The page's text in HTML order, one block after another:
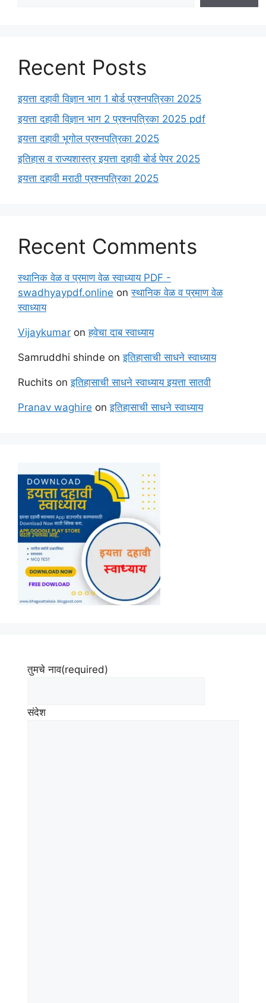
Recent Posts
इयत्ता दहावी विज्ञान भाग 1 बोर्ड प्रश्नपत्रिका 2025
इयत्ता दहावी विज्ञान भाग 2 प्रश्नपत्रिका 2025 pdf
इयत्ता दहावी भूगोल प्रश्नपत्रिका 2025
इतिहास व राज्यशास्त्र इयत्ता दहावी बोर्ड पेपर 2025
इयत्ता दहावी मराठी प्रश्नपत्रिका 2025
Recent Comments
स्थानिक वेळ व प्रमाण वेळ स्वाध्याय PDF -
swadhyaypdf.online onस्थानिक वेळ व प्रमाण वेळ
स्वाध्याय
Vijaykumar onहवेचा दाब स्वाध्याय
Samruddhi shinde onइतिहासाची साधने स्वाध्याय
Ruchits onइतिहासाची साधने स्वाध्याय इयत्ता सातवी
Pranav waghire onइतिहासाची साधने स्वाध्याय
तुमचे नाव(required)
संदेश